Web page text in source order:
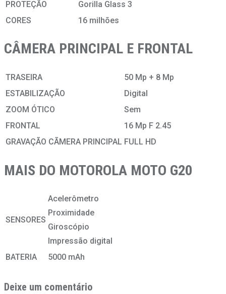
PROTEÇÃO
Gorilla Glass 3
CORES
16 milhões
CÂMERA PRINCIPAL E FRONTAL
TRASEIRA
50 Mp + 8 Mp
ESTABILIZAÇÃO
Digital
ZOOM ÓTICO
Sem
FRONTAL
16 Mp F 2.45
GRAVAÇÃO CÃMERA PRINCIPAL FULL HD
MAIS DO MOTOROLA MOTO G20
SENSORES
Acelerômetro
Proximidade
Giroscópio
Impressão digital
BATERIA
5000 mAh
Deixe um comentário